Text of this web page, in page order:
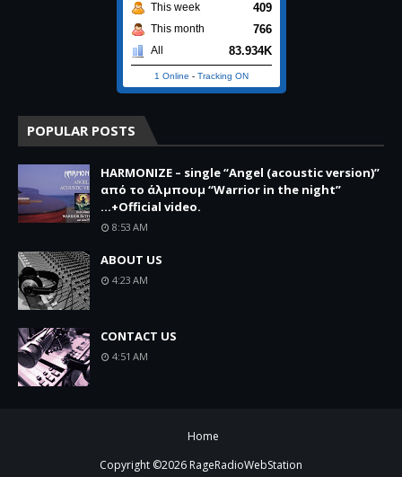
This week 409
This month 766
All 83.934K
1 Online - Tracking ON
POPULAR POSTS
HARMONIZE – single “Angel (acoustic version)”
από το άλμπουμ “Warrior in the night”
...+Official video.
8:53 AM
ABOUT US
4:23 AM
CONTACT US
4:51 AM
Home
Copyright ©2026 RageRadioWebStation